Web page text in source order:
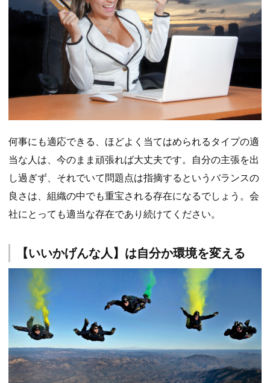
何事にも適応できる、ほどよく当てはめられるタイプの適
当な人は、今のまま頑張れば大丈夫です。自分の主張を出
し過ぎず、それでいて問題点は指摘するというバランスの
良さは、組織の中でも重宝される存在になるでしょう。会
社にとっても適当な存在であり続けてください。
【いいかげんな人】は自分か環境を変える